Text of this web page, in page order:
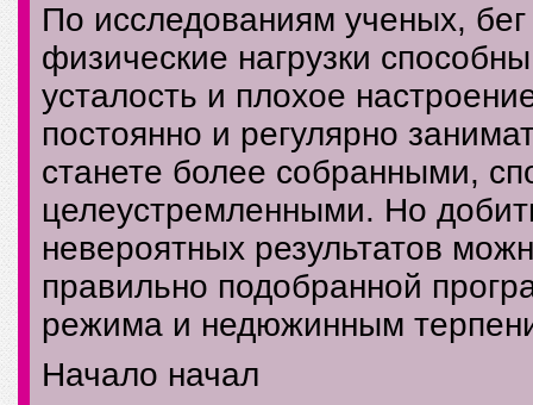
По исследованиям ученых,
физические нагрузки
усталость и плохое
постоянно и регулярно
станете более собранными,
целеустремленными. Но
невероятных результатов
правильно подобранной
режима и недюжинным
Начало начал